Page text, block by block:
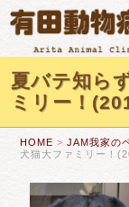
夏バテ知ら
ミリー！
HOME >JAM我家の
犬猫大ファミリー！